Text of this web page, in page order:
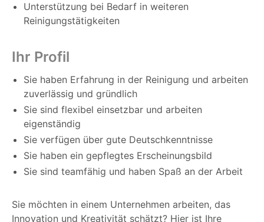
Unterstützung bei Bedarf in weiteren
Reinigungstätigkeiten
Ihr Profil
Sie haben Erfahrung in der Reinigung und arbeiten
zuverlässig und gründlich
Sie sind flexibel einsetzbar und arbeiten
eigenständig
Sie verfügen über gute Deutschkenntnisse
Sie haben ein gepflegtes Erscheinungsbild
Sie sind teamfähig und haben Spaß an der Arbeit
Sie möchten in einem Unternehmen arbeiten, das
Innovation und Kreativität schätzt? Hier ist Ihre